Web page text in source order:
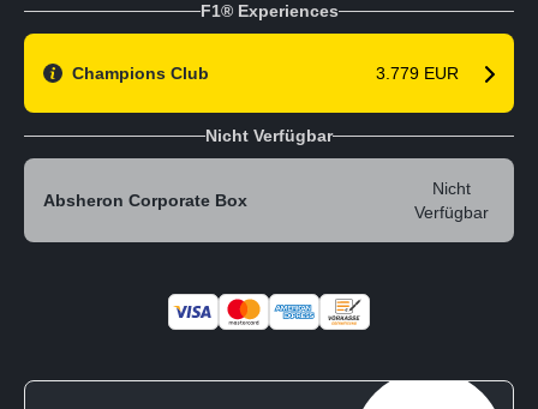
F1® Experiences
Champions Club 3.779 EUR
Nicht Verfügbar
Absheron Corporate Box
Nicht
Verfügbar